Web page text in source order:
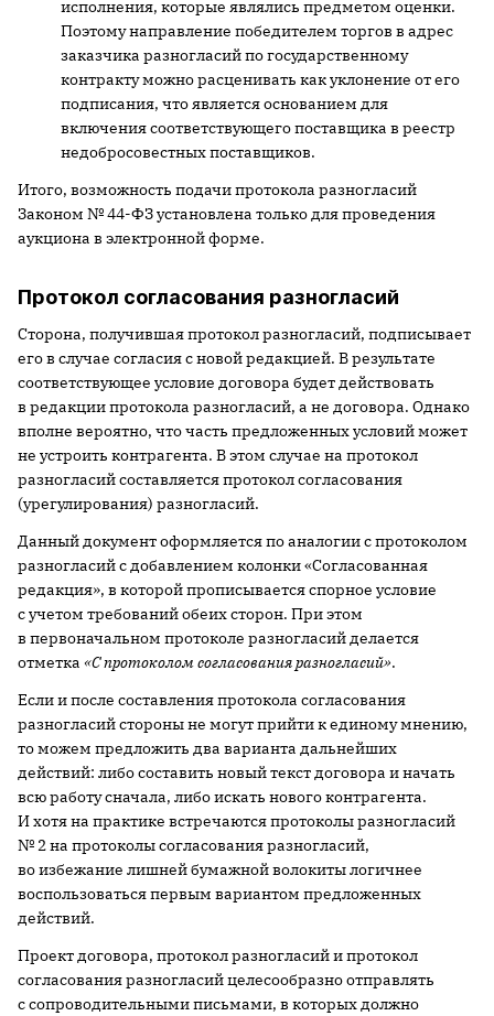
исполнения, которые являлись предметом оценки.
Поэтому направление победителем торгов в адрес
заказчика разногласий по государственному
контракту можно расценивать как уклонение от его
подписания, что является основанием для
включения соответствующего поставщика в реестр
недобросовестных поставщиков.
Итого, возможность подачи протокола разногласий
Законом № 44-ФЗ установлена только для проведения
аукциона в электронной форме.
Протокол согласования разногласий
Сторона, получившая протокол разногласий, подписывает
его в случае согласия с новой редакцией. В результате
соответствующее условие договора будет действовать
в редакции протокола разногласий, а не договора. Однако
вполне вероятно, что часть предложенных условий может
не устроить контрагента. В этом случае на протокол
разногласий составляется протокол согласования
(урегулирования) разногласий.
Данный документ оформляется по аналогии с протоколом
разногласий с добавлением колонки «Согласованная
редакция», в которой прописывается спорное условие
с учетом требований обеих сторон. При этом
в первоначальном протоколе разногласий делается
отметка «С протоколом согласования разногласий».
Если и после составления протокола согласования
разногласий стороны не могут прийти к единому мнению,
то можем предложить два варианта дальнейших
действий: либо составить новый текст договора и начать
всю работу сначала, либо искать нового контрагента.
И хотя на практике встречаются протоколы разногласий
№ 2 на протоколы согласования разногласий,
во избежание лишней бумажной волокиты логичнее
воспользоваться первым вариантом предложенных
действий.
Проект договора, протокол разногласий и протокол
согласования разногласий целесообразно отправлять
с сопроводительными письмами, в которых должно